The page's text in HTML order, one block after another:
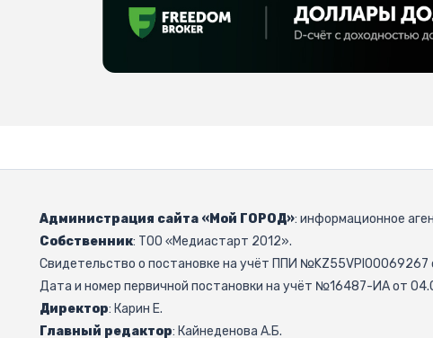
Администрация сайта «Мой ГОРОД»: информационное
Собственник: ТОО «Медиастарт 2012».
Свидетельство о постановке на учёт ППИ
Дата и номер первичной постановки на учёт №16487-ИА от
Директор: Карин Е.
Главный редактор: Кайнеденова А.Б.